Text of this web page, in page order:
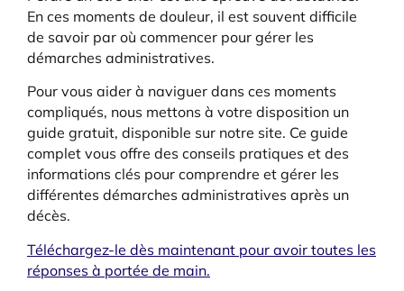
En ces moments de douleur, il est souvent difficile
de savoir par où commencer pour gérer les
démarches administratives.
Pour vous aider à naviguer dans ces moments
compliqués, nous mettons à votre disposition un
guide gratuit, disponible sur notre site. Ce guide
complet vous offre des conseils pratiques et des
informations clés pour comprendre et gérer les
différentes démarches administratives après un
décès.
Téléchargez-le dès maintenant pour avoir toutes les
réponses à portée de main.